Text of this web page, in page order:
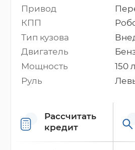
Привод
КПП
Тип кузова
Двигатель
Мощность
150
Руль
Рассчитать
кредит